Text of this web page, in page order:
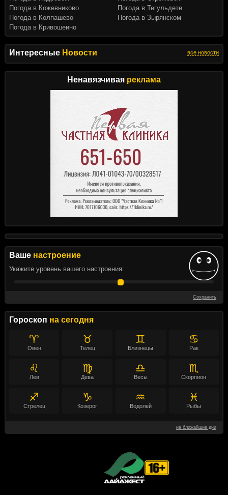
Интересные Новости все новости
Ненавязчивая реклама
Ваше настроение
Укажите уровень вашего настроения:
Сохранить
Гороскоп на сегодня
♈
Овен
♉
Телец
♊
Близнецы
♋
Рак
♌
Лев
♍
Дева
♎
Весы
♏
Скорпион
♐
Стрелец
♑
Козерог
♒
Водолей
♓
Рыбы
на ближайшие дни
Погода в Кожевниково
Погода в Колпашево
Погода в Кривошеино
Погода в Тегульдете
Погода в Зырянском